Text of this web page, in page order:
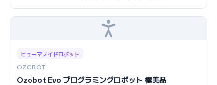
ヒューマノイドロボット
OZOBOT
Ozobot Evo プログラミングロボット 極美品